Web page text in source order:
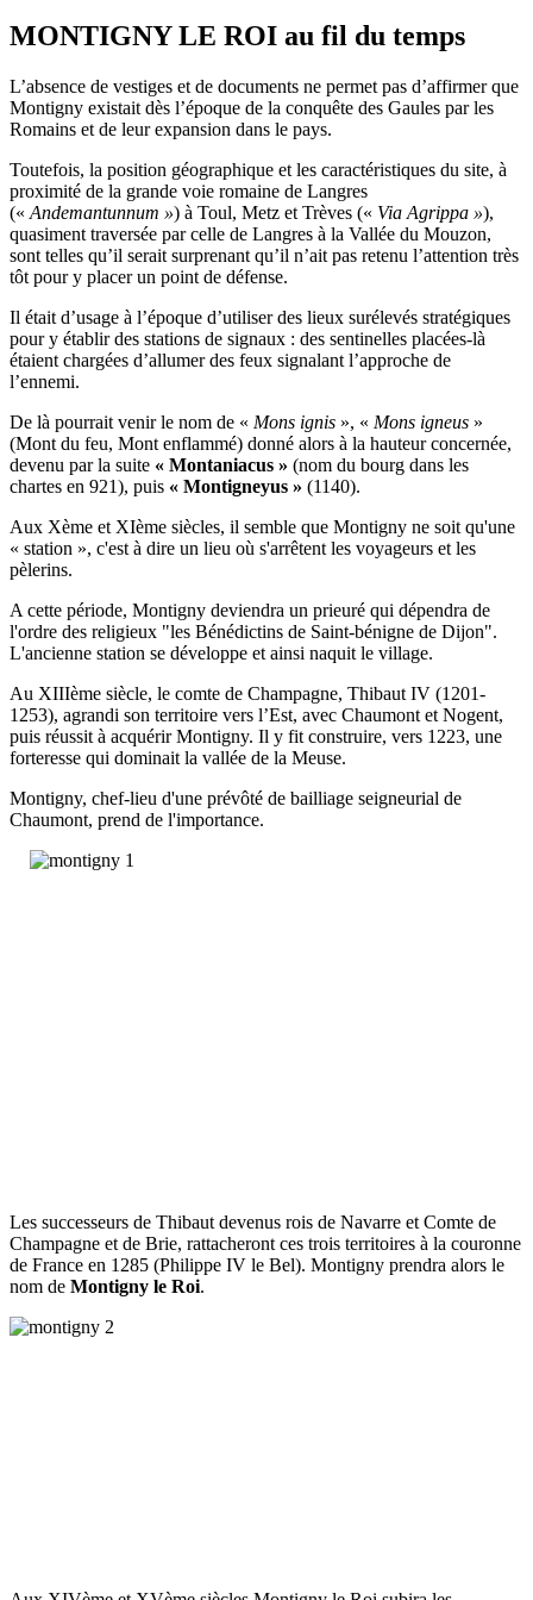
MONTIGNY LE ROI au fil du temps
L’absence de vestiges et de documents ne permet pas d’affirmer que
Montigny existait dès l’époque de la conquête des Gaules par les
Romains et de leur expansion dans le pays.
Toutefois, la position géographique et les caractéristiques du site, à
proximité de la grande voie romaine de Langres
(« Andemantunnum ») à Toul, Metz et Trèves (« Via Agrippa »),
quasiment traversée par celle de Langres à la Vallée du Mouzon,
sont telles qu’il serait surprenant qu’il n’ait pas retenu l’attention très
tôt pour y placer un point de défense.
Il était d’usage à l’époque d’utiliser des lieux surélevés stratégiques
pour y établir des stations de signaux : des sentinelles placées-là
étaient chargées d’allumer des feux signalant l’approche de
l’ennemi.
De là pourrait venir le nom de « Mons ignis », « Mons igneus »
(Mont du feu, Mont enflammé) donné alors à la hauteur concernée,
devenu par la suite « Montaniacus » (nom du bourg dans les
chartes en 921), puis « Montigneyus » (1140).
Aux Xème et XIème siècles, il semble que Montigny ne soit qu'une
« station », c'est à dire un lieu où s'arrêtent les voyageurs et les
pèlerins.
A cette période, Montigny deviendra un prieuré qui dépendra de
l'ordre des religieux "les Bénédictins de Saint-bénigne de Dijon".
L'ancienne station se développe et ainsi naquit le village.
Au XIIIème siècle, le comte de Champagne, Thibaut IV (1201-
1253), agrandi son territoire vers l’Est, avec Chaumont et Nogent,
puis réussit à acquérir Montigny. Il y fit construire, vers 1223, une
forteresse qui dominait la vallée de la Meuse.
Montigny, chef-lieu d'une prévôté de bailliage seigneurial de
Chaumont, prend de l'importance.
Les successeurs de Thibaut devenus rois de Navarre et Comte de
Champagne et de Brie, rattacheront ces trois territoires à la couronne
de France en 1285 (Philippe IV le Bel). Montigny prendra alors le
nom de Montigny le Roi.